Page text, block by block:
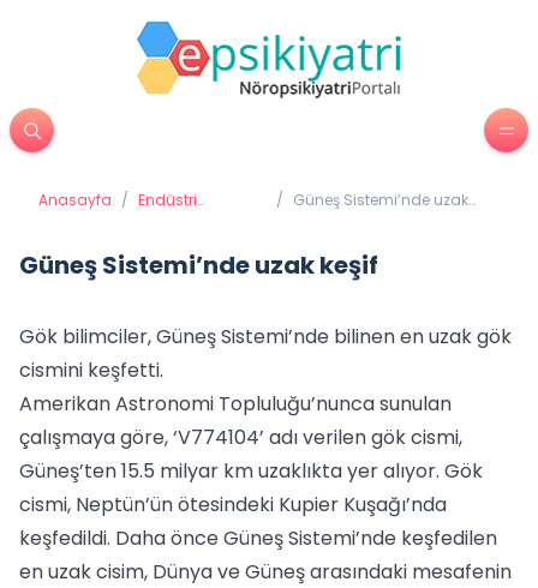
Anasayfa / Endüstri
/ Güneş Sistemi’nde uzak
Güneş Sistemi’nde uzak keşif
Gök bilimciler, Güneş Sistemi’nde bilinen en uzak gök
cismini keşfetti.
Amerikan Astronomi Topluluğu’nunca sunulan
çalışmaya göre, ‘V774104’ adı verilen gök cismi,
Güneş’ten 15.5 milyar km uzaklıkta yer alıyor. Gök
cismi, Neptün’ün ötesindeki Kupier Kuşağı’nda
keşfedildi. Daha önce Güneş Sistemi’nde keşfedilen
en uzak cisim, Dünya ve Güneş arasındaki mesafenin